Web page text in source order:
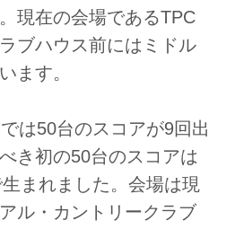
現在の会場であるTPC
ブハウス前にはミドル
ます。
は50台のスコアが9回出
き初の50台のスコアは
まれました。会場は現
ル・カントリークラブ